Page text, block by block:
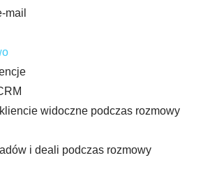
mail
widoczne podczas rozmowy
i deali podczas rozmowy